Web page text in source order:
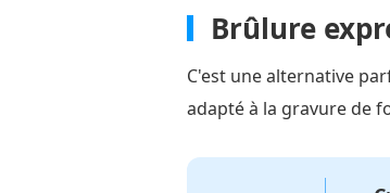
Brûlure
C'est une alternative
adapté à la gravure de